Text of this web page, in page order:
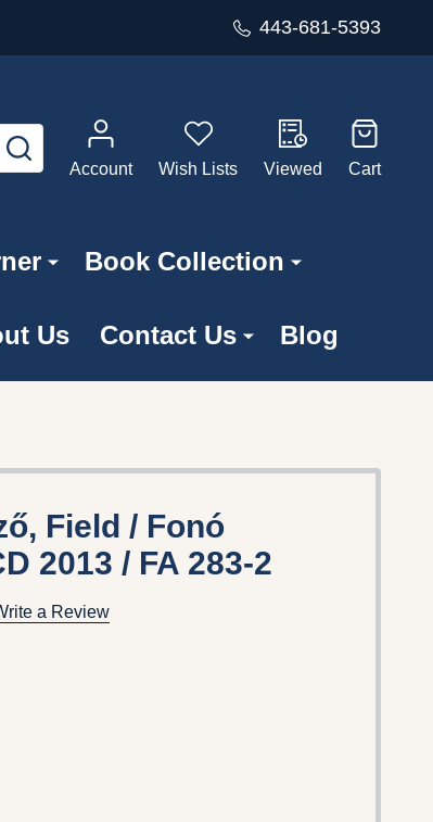
443-681-5393
SEARCH
Account
Wish Lists Viewed Cart
Book Collection
Us Contact Us Blog
Field / Fonó
2013 / FA 283-2
a Review